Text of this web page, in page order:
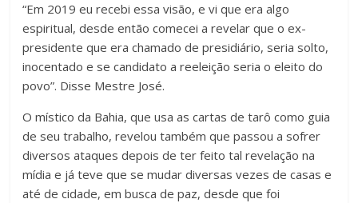
“Em 2019 eu recebi essa visão, e vi que era algo
espiritual, desde então comecei a revelar que o ex-
presidente que era chamado de presidiário, seria solto,
inocentado e se candidato a reeleição seria o eleito do
povo”. Disse Mestre José.
O místico da Bahia, que usa as cartas de tarô como guia
de seu trabalho, revelou também que passou a sofrer
diversos ataques depois de ter feito tal revelação na
mídia e já teve que se mudar diversas vezes de casas e
até de cidade, em busca de paz, desde que foi